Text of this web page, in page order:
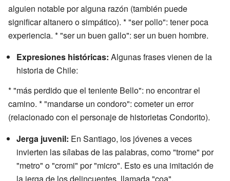
alguien notable por alguna razón (también puede
significar altanero o simpático). * "ser pollo": tener poca
experiencia. * "ser un buen gallo": ser un buen hombre.
Expresiones históricas: Algunas frases vienen de la
historia de Chile:
* "más perdido que el teniente Bello": no encontrar el
camino. * "mandarse un condoro": cometer un error
(relacionado con el personaje de historietas Condorito).
Jerga juvenil: En Santiago, los jóvenes a veces
invierten las sílabas de las palabras, como "trome" por
"metro" o "cromi" por "micro". Esto es una imitación de
la jerga de los delincuentes, llamada "coa".